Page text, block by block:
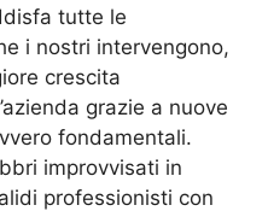
tutte le
i nostri intervengono,
crescita
grazie a nuove
fondamentali.
improvvisati in
professionisti con